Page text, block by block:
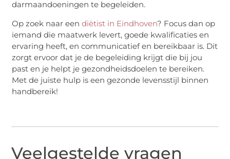
darmaandoeningen te begeleiden.
Op zoek naar eendiëtist in Eindhoven? Focus dan op
iemand die maatwerk levert, goede kwalificaties en
ervaring heeft, en communicatief en bereikbaar is. Dit
zorgt ervoor dat je de begeleiding krijgt die bij jou
past en je helpt je gezondheidsdoelen te bereiken.
Met de juiste hulp is een gezonde levensstijl binnen
handbereik!
Veelgestelde vragen